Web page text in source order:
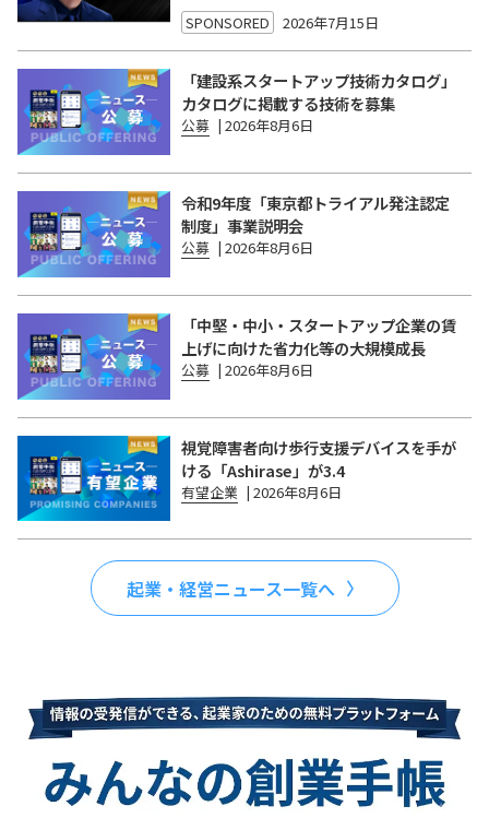
SPONSORED 2026年7月15日
「建設系スタートアップ技術カタログ」
カタログに掲載する技術を募集
公募 | 2026年8月6日
令和9年度「東京都トライアル発注認定
制度」事業説明会
公募 | 2026年8月6日
「中堅・中小・スタートアップ企業の賃
上げに向けた省力化等の大規模成長
公募 | 2026年8月6日
視覚障害者向け歩行支援デバイスを手が
ける「Ashirase」が3.4
有望企業 | 2026年8月6日
起業・経営ニュース一覧へ